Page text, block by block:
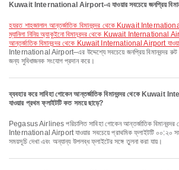
Kuwait International Airport-এ যাওয়ার সবচেয়ে জনপ্রিয়
হযরত শাহজালাল আন্তর্জাতিক বিমানবন্দর থেকে Kuwait
ম্যানিলা নিনিয় অ্যাকুইনো বিমানবন্দর থেকে Kuwait International
আন্তর্জাতিক বিমানবন্দর থেকে Kuwait International Airport
International Airport–এর উদ্দেশ্যে সবচেয়ে জনপ্রিয় বিমানবন্দর
জন্য সুবিধাজনক সংযোগ প্রদান করে।
ব্যবহার করে সাবিহা গোকেন আন্তর্জাতিক বিমানবন্দর থেকে
যাওয়ার প্রথম ফ্লাইটটি কত সময়ে ছাড়ে?
Pegasus Airlines পরিচালিত সাবিহা গোকেন আন্তর্জাতিক বিমানবন্দর থেকে Kuwait
International Airport যাওয়ার সবচেয়ে প্রাথমিক ফ্লাইটটি
সময়সূচি দেখা এবং অন্যান্য উপলব্ধ ফ্লাইটের সঙ্গে তুলনা করা যায়।